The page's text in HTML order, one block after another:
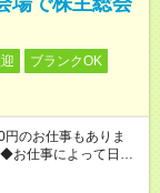
ブランクOK
のお仕事もありま
仕事によって日給も